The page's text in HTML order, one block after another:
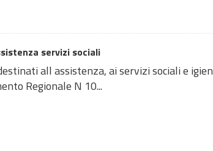
servizi sociali
all assistenza, ai servizi sociali e
Regionale N 10...